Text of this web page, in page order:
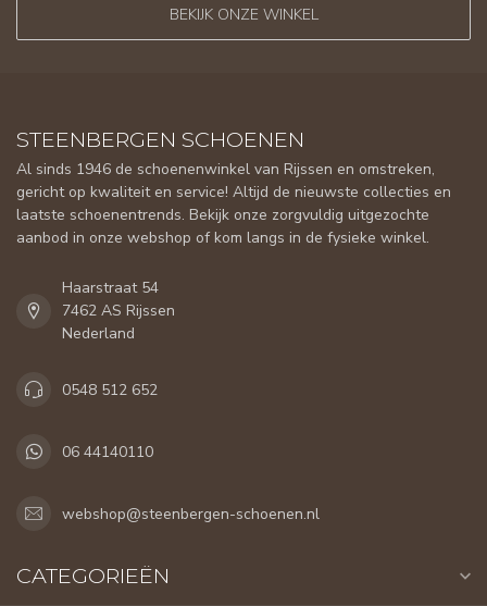
BEKIJK ONZE WINKEL
STEENBERGEN SCHOENEN
Al sinds 1946 de schoenenwinkel van Rijssen en omstreken,
gericht op kwaliteit en service! Altijd de nieuwste collecties en
laatste schoenentrends. Bekijk onze zorgvuldig uitgezochte
aanbod in onze webshop of kom langs in de fysieke winkel.
Haarstraat 54
7462 AS Rijssen
Nederland
0548 512 652
06 44140110
webshop@steenbergen-schoenen.nl
CATEGORIEËN